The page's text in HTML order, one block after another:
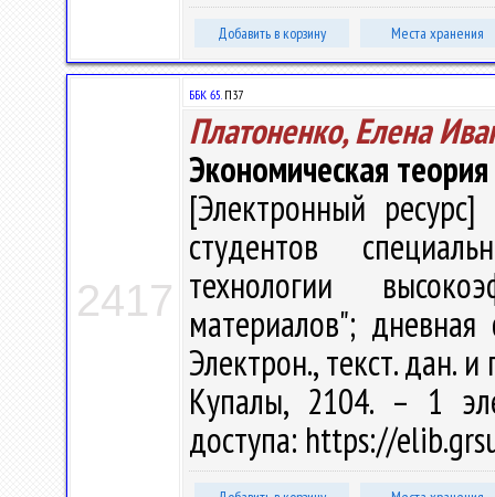
Добавить в корзину Места хранения
2417
ББК 65.П37
Платоненко, Елена
Экономическая теория
[Электронный
студентов
технологии
материалов";
Электрон., текст. дан.
Купалы, 2104. – 1
доступа: https://